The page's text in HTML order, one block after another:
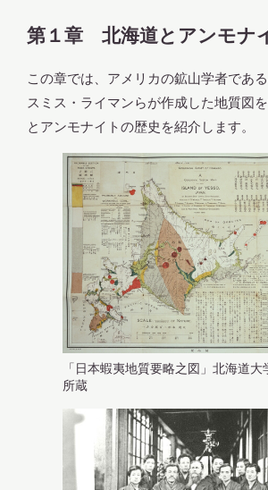
第１章 北海道とアンモナ
この章では、アメリカの鉱山学者であ
スミス・ライマンらが作成した地質図
とアンモナイトの歴史を紹介します。
「日本蝦夷地質要略之図」北海道
所蔵